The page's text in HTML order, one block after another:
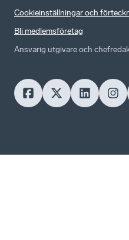
Cookieinställningar och
Bli medlemsföretag
Ansvarig utgivare och